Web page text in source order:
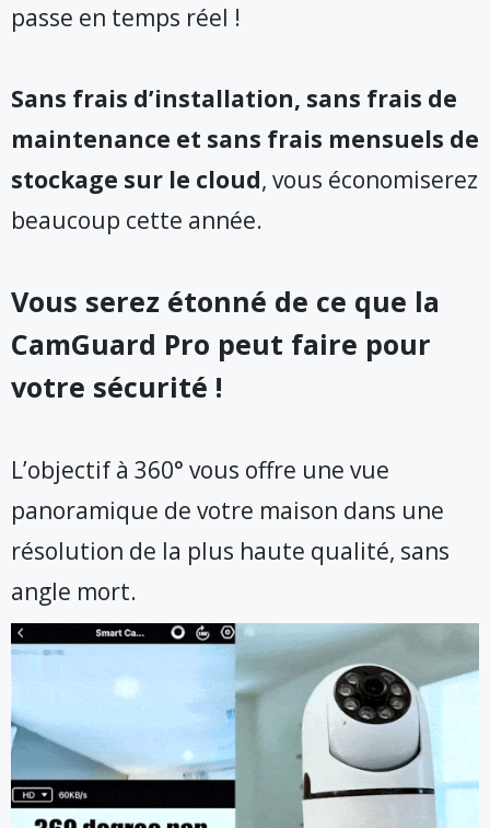
passe en temps réel !
Sans frais d’installation, sans frais de
maintenance et sans frais mensuels de
stockage sur le cloud, vous économiserez
beaucoup cette année.
Vous serez étonné de ce que la
CamGuard Pro peut faire pour
votre sécurité !
L’objectif à 360° vous offre une vue
panoramique de votre maison dans une
résolution de la plus haute qualité, sans
angle mort.